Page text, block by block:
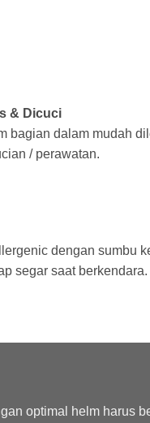
& Dicuci
bagian dalam mudah
/ perawatan.
dengan sumbu
segar saat berkendara.
optimal helm harus